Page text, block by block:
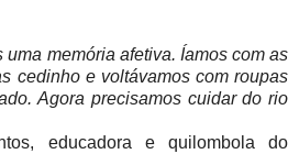
uma memória afetiva. Íamos com as
cedinho e voltávamos com roupas
Agora precisamos cuidar do rio
educadora e quilombola do